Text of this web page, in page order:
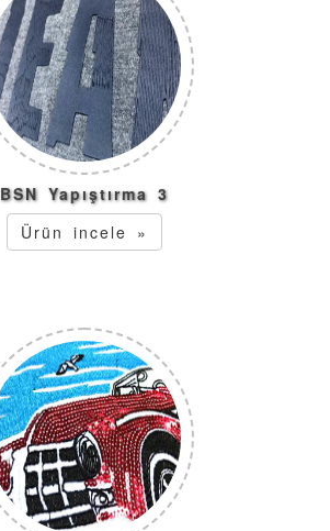
BSN Yapıştırma 3
Ürün incele »